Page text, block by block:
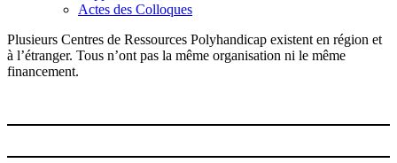
Actes des Colloques
Plusieurs Centres de Ressources Polyhandicap existent en région et
à l’étranger. Tous n’ont pas la même organisation ni le même
financement.